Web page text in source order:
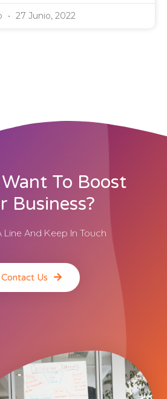
27 Junio, 2022
To Boost
Business?
Line And Keep In Touch
Contact Us